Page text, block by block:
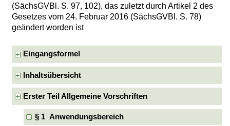
(SächsGVBl. S. 97, 102), das zuletzt durch Artikel 2 des
Gesetzes vom 24. Februar 2016 (SächsGVBl. S. 78)
geändert worden ist
Eingangsformel
Inhaltsübersicht
Erster Teil Allgemeine Vorschriften
§ 1 Anwendungsbereich